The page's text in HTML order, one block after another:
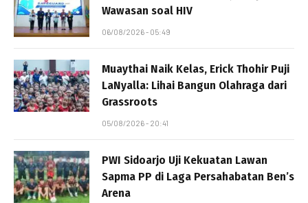
Wawasan soal HIV
06/08/2026 - 05:49
Muaythai Naik Kelas, Erick Thohir Puji
LaNyalla: Lihai Bangun Olahraga dari
Grassroots
05/08/2026 - 20:41
PWI Sidoarjo Uji Kekuatan Lawan
Sapma PP di Laga Persahabatan Ben’s
Arena